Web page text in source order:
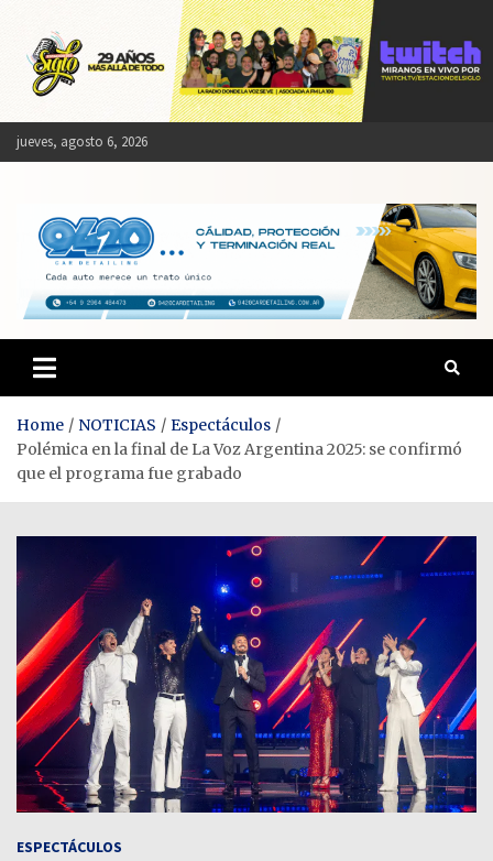
content
jueves, agosto 6, 2026
Home NOTICIAS
Espectáculos
Polémica en la final de La Voz Argentina 2025: se confirmó
que el programa fue grabado
ESPECTÁCULOS